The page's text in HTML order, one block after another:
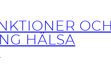
OCH
HÄLSA